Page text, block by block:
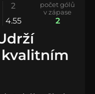
2
4.55
počet gólů
v zápase
2
kvalitním